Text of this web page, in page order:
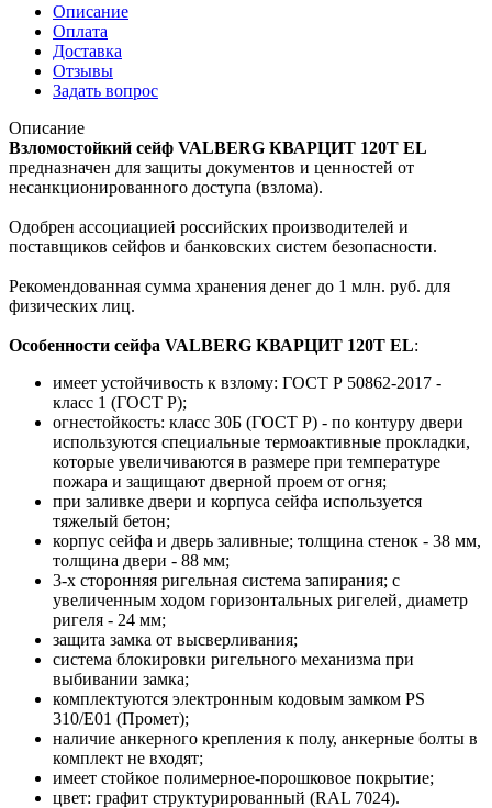
Описание
Оплата
Доставка
Отзывы
Задать вопрос
Описание
Взломостойкий сейф VALBERG КВАРЦИТ 120T EL
предназначен для защиты документов и ценностей от
несанкционированного доступа (взлома).
Одобрен ассоциацией российских производителей и
поставщиков сейфов и банковских систем безопасности.
Рекомендованная сумма хранения денег до 1 млн. руб. для
физических лиц.
Особенности сейфа VALBERG КВАРЦИТ 120T EL:
имеет устойчивость к взлому: ГОСТ Р 50862-2017 -
класс 1 (ГОСТ Р);
огнестойкость: класс 30Б (ГОСТ Р) - по контуру двери
используются специальные термоактивные прокладки,
которые увеличиваются в размере при температуре
пожара и защищают дверной проем от огня;
при заливке двери и корпуса сейфа используется
тяжелый бетон;
корпус сейфа и дверь заливные; толщина стенок - 38 мм,
толщина двери - 88 мм;
3-х сторонняя ригельная система запирания; с
увеличенным ходом горизонтальных ригелей, диаметр
ригеля - 24 мм;
защита замка от высверливания;
система блокировки ригельного механизма при
выбивании замка;
комплектуются электронным кодовым замком PS
310/E01 (Промет);
наличие анкерного крепления к полу, анкерные болты в
комплект не входят;
имеет стойкое полимерное-порошковое покрытие;
цвет: графит структурированный (RAL 7024).